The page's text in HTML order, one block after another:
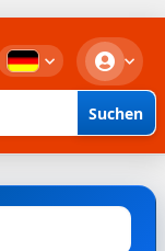
Suchen